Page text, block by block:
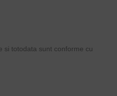
si totodata sunt conforme cu